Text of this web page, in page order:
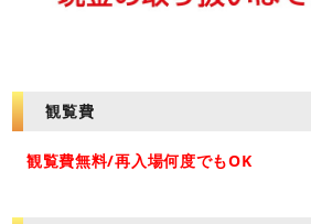
観覧費
観覧費無料/再入場何度でもOK